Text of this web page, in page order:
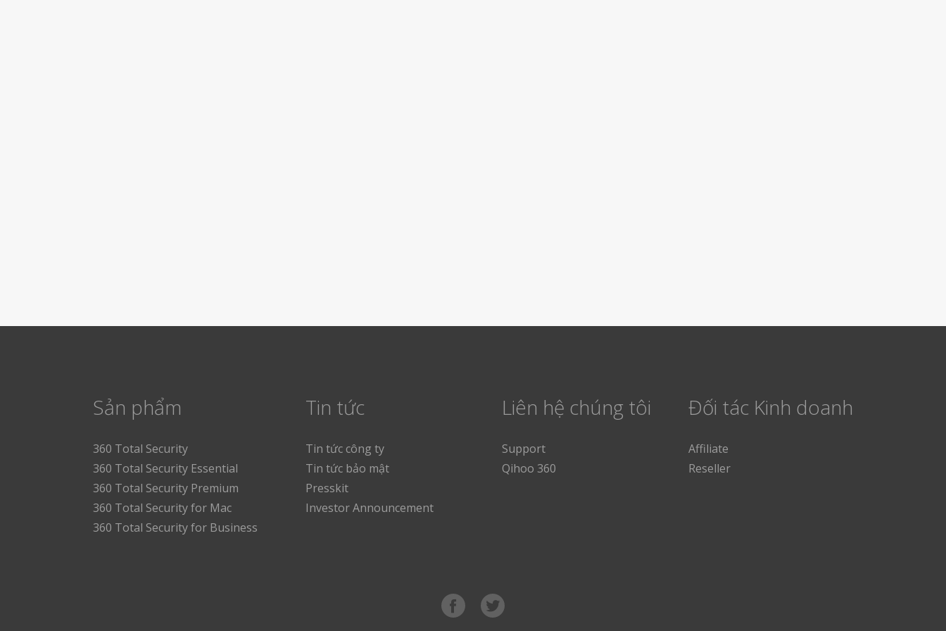
Sản phẩm
360 Total Security
360 Total Security Essential
360 Total Security Premium
360 Total Security for Mac
360 Total Security for Business
Tin tức
Tin tức công ty
Tin tức bảo mật
Presskit
Investor Announcement
Liên hệ chúng tôi
Support
Qihoo 360
Đối tác Kinh doanh
Affiliate
Reseller